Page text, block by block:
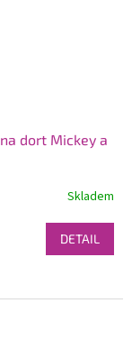
dort Mickey a
Skladem
DETAIL